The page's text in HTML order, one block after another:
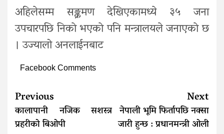
अहिलेसम्म सङ्क्रमण देखिएकामध्ये ३५ जना
उपचारपछि निकाे भएकाे पनि मन्त्रालयले जनाएकाे छ
। उज्यालो अनलाईनबाट
Facebook Comments
Continue
Reading
Previous
कालापानी नजिक सशस्त्र
प्रहरीको बिओपी
Next
नेपाली भूमि फिर्तापछि नक्सा
जारी हुन्छ : प्रधानमन्त्री ओली